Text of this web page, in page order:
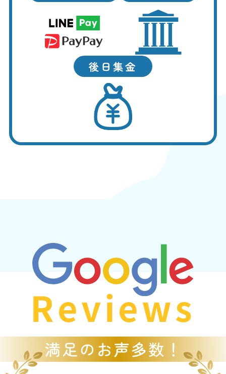
後日集金
Reviews